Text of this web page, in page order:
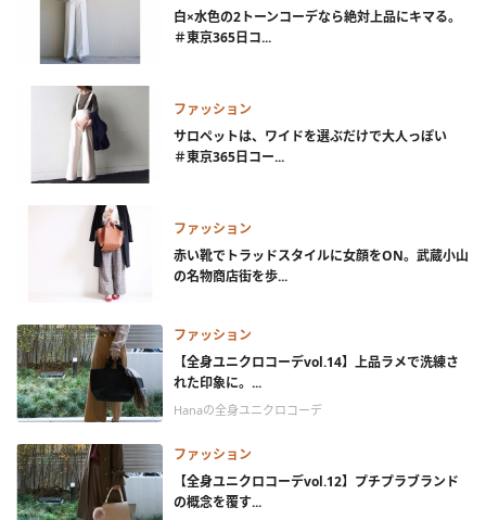
白×水色の2トーンコーデなら絶対上品にキマる。
＃東京365日コ...
ファッション
サロペットは、ワイドを選ぶだけで大人っぽい
＃東京365日コー...
ファッション
赤い靴でトラッドスタイルに女顔をON。武蔵小山
の名物商店街を歩...
ファッション
【全身ユニクロコーデvol.14】上品ラメで洗練さ
れた印象に。...
Hanaの全身ユニクロコーデ
ファッション
【全身ユニクロコーデvol.12】プチプラブランド
の概念を覆す...